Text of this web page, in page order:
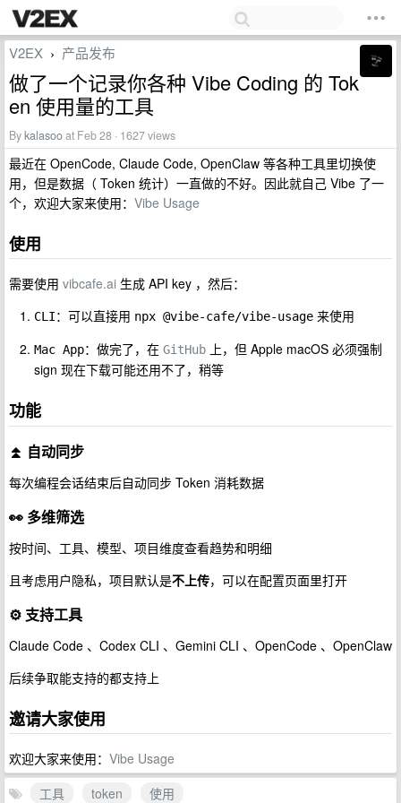
V2EX › 产品发布
做了一个记录你各种 Vibe Coding 的 Tok
en 使用量的工具
Bykalasooat Feb 28 · 1627 views
最近在 OpenCode, Claude Code, OpenClaw 等各种工具里切换使
用，但是数据（ Token 统计）一直做的不好。因此就自己 Vibe 了一
个，欢迎大家来使用： Vibe Usage
使用
需要使用 vibcafe.ai 生成 API key ，然后：
CLI：可以直接用 npx @vibe-cafe/vibe-usage 来使用
Mac App：做完了，在 GitHub
上，但 Apple macOS 必须强制
sign 现在下载可能还用不了，稍等
功能
⏫ 自动同步
每次编程会话结束后自动同步 Token 消耗数据
👀 多维筛选
按时间、工具、模型、项目维度查看趋势和明细
且考虑用户隐私，项目默认是不上传，可以在配置页面里打开
⚙️ 支持工具
Claude Code 、Codex CLI 、Gemini CLI 、OpenCode 、OpenClaw
后续争取能支持的都支持上
邀请大家使用
欢迎大家来使用： Vibe Usage
工具
token 使用